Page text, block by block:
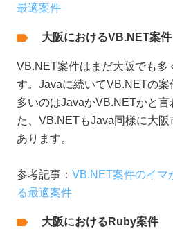
最適案件
大阪におけるVB.NET案件
VB.NET案件はまだ大阪でも多
す。Javaに続いてVB.NETの
多いのはJavaかVB.NETかと言
た、VB.NETもJava同様に大
あります。
参考記事： VB.NET案件のイマ
る最適案件
大阪におけるRuby案件